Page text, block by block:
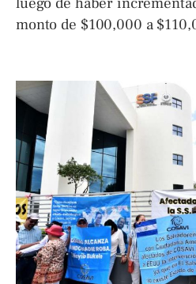
monto de $100,000 a